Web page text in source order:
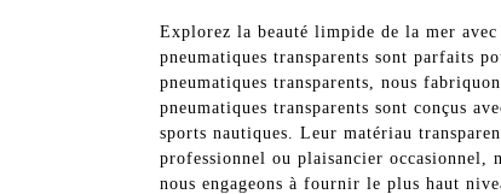
Explorez la beauté limpide de la mer
pneumatiques transparents sont parfaits
pneumatiques transparents, nous
pneumatiques transparents sont conçus
sports nautiques. Leur matériau
professionnel ou plaisancier occasionnel,
nous engageons à fournir le plus haut